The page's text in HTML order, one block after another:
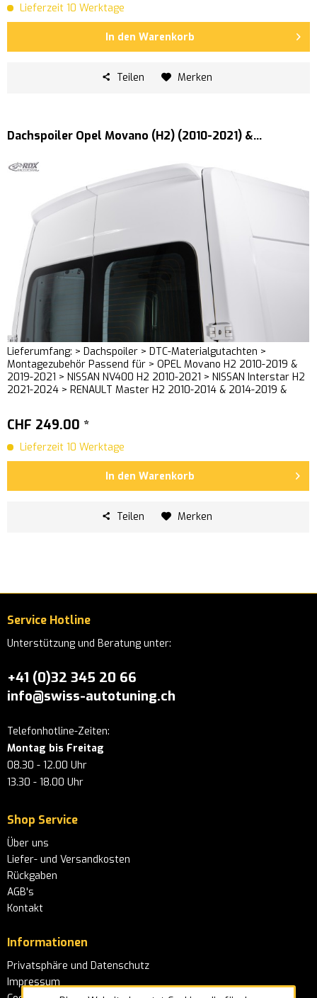
Lieferzeit 10 Werktage
In den Warenkorb
Teilen Merken
Dachspoiler Opel Movano (H2) (2010-2021) &...
Lieferumfang: > Dachspoiler > DTC-Materialgutachten >
Montagezubehör Passend für > OPEL Movano H2 2010-2019 &
2019-2021 > NISSAN NV400 H2 2010-2021 > NISSAN Interstar H2
2021-2024 > RENAULT Master H2 2010-2014 & 2014-2019 &
CHF 249.00 *
Lieferzeit 10 Werktage
In den Warenkorb
Teilen Merken
Service Hotline
Unterstützung und Beratung unter:
+41 (0)32 345 20 66
info@swiss-autotuning.ch
Telefonhotline-Zeiten:
Montag bis Freitag
08.30 - 12.00 Uhr
13.30 - 18.00 Uhr
Shop Service
Über uns
Liefer- und Versandkosten
Rückgaben
AGB's
Kontakt
Informationen
Privatsphäre und Datenschutz
Impressum